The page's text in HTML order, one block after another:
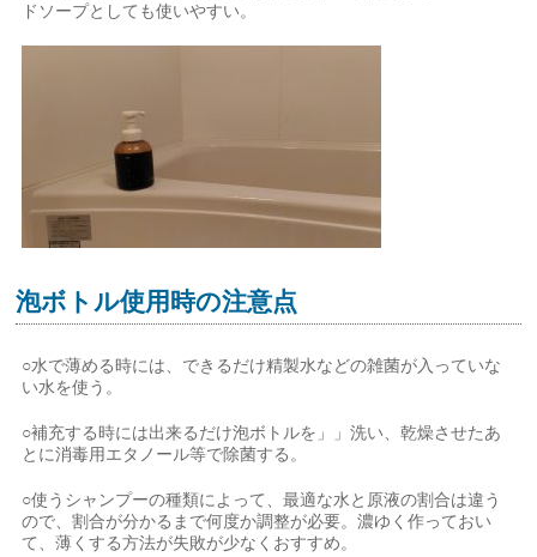
ドソープとしても使いやすい。
泡ボトル使用時の注意点
○水で薄める時には、できるだけ精製水などの雑菌が入っていな
い水を使う。
○補充する時には出来るだけ泡ボトルを」」洗い、乾燥させたあ
とに消毒用エタノール等で除菌する。
○使うシャンプーの種類によって、最適な水と原液の割合は違う
ので、割合が分かるまで何度か調整が必要。濃ゆく作っておい
て、薄くする方法が失敗が少なくおすすめ。